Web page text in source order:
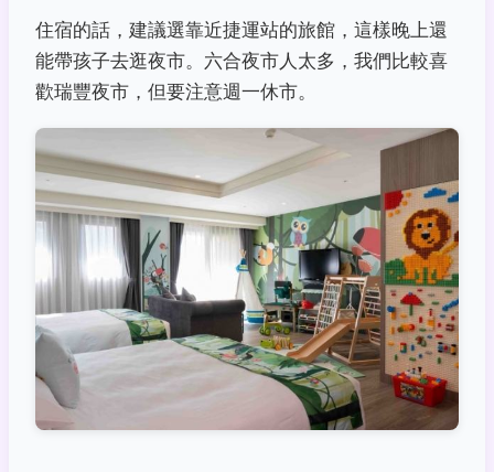
住宿的話，建議選靠近捷運站的旅館，這樣晚上還
能帶孩子去逛夜市。六合夜市人太多，我們比較喜
歡瑞豐夜市，但要注意週一休市。